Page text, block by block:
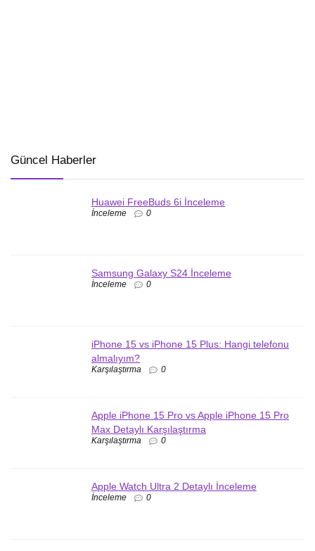
Güncel Haberler
Huawei FreeBuds 6i İnceleme
İnceleme 0
Samsung Galaxy S24 İnceleme
İnceleme 0
iPhone 15 vs iPhone 15 Plus: Hangi telefonu
almalıyım?
Karşılaştırma 0
Apple iPhone 15 Pro vs Apple iPhone 15 Pro
Max Detaylı Karşılaştırma
Karşılaştırma 0
Apple Watch Ultra 2 Detaylı İnceleme
İnceleme 0